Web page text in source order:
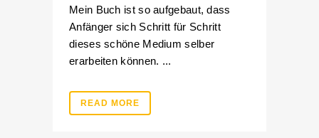
Mein Buch ist so aufgebaut, dass
Anfänger sich Schritt für Schritt
dieses schöne Medium selber
erarbeiten können. ...
READ MORE